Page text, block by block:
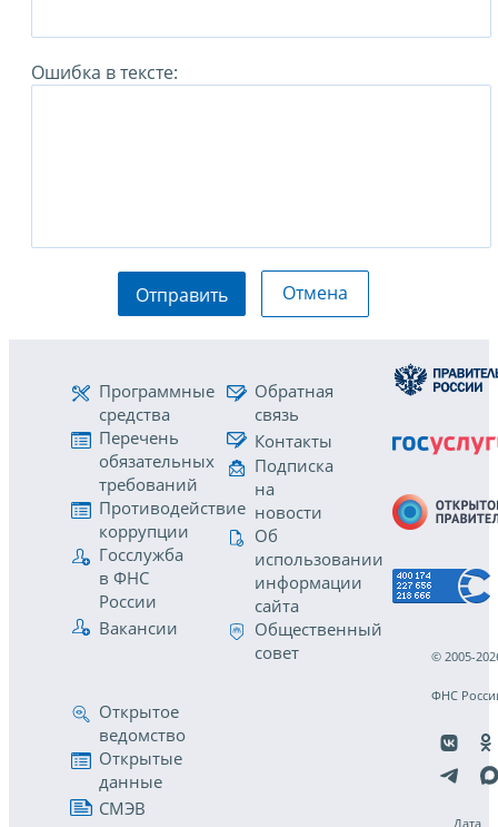
Ошибка в тексте:
Отправить Отмена
Программные
средства
Перечень
обязательных
требований
Противодействие
коррупции
Госслужба
в ФНС
России
Вакансии
Обратная
связь
Контакты
Подписка
на
новости
Об
использовании
информации
сайта
Общественный
совет
Открытое
ведомство
Открытые
данные
СМЭВ
© 2005-
ФНС
Дата